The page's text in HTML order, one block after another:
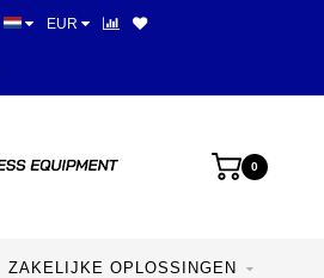
Meer dan 28 jaar ervaring
EUR
0
ZAKELIJKE OPLOSSINGEN